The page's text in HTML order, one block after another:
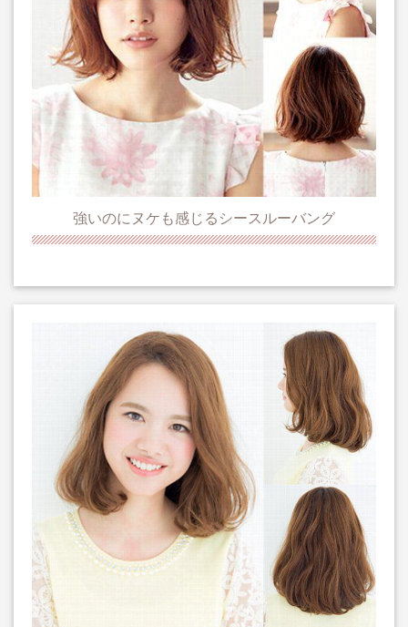
強いのにヌケも感じるシースルーバング